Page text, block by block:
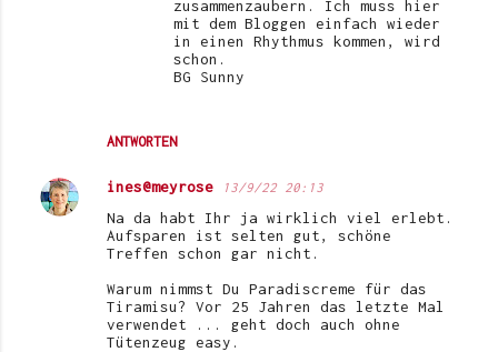
ANTWORTEN
zusammenzaubern. Ich muss hier
mit dem Bloggen einfach wieder
in einen Rhythmus kommen, wird
schon.
BG Sunny
ines@meyrose 13/9/22 20:13
Na da habt Ihr ja wirklich viel erlebt.
Aufsparen ist selten gut, schöne
Treffen schon gar nicht.
Warum nimmst Du Paradiscreme für das
Tiramisu? Vor 25 Jahren das letzte Mal
verwendet ... geht doch auch ohne
Tütenzeug easy.